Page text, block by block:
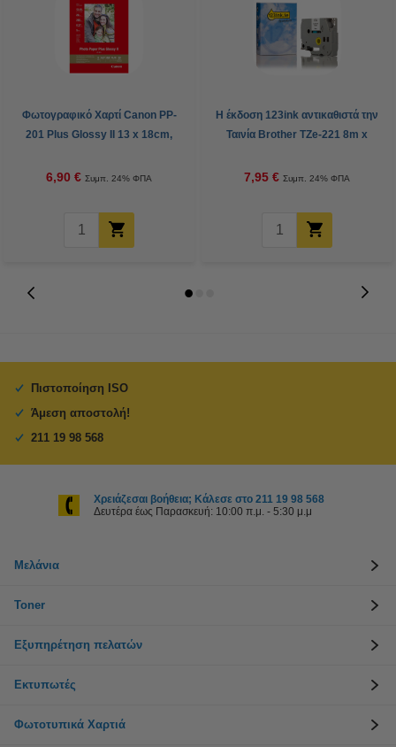
Φωτογραφικό Χαρτί Canon PP-
201 Plus Glossy II 13 x 18cm,
6,90 € Συμπ. 24% ΦΠΑ
Η έκδοση 123ink αντικαθιστά την
Ταινία Brother TZe-221 8m x
7,95 € Συμπ. 24% ΦΠΑ
Πιστοποίηση ISO
Άμεση αποστολή!
211 19 98 568
Χρειάζεσαι βοήθεια; Κάλεσε στο 211 19 98 568
Δευτέρα έως Παρασκευή: 10:00 π.μ. - 5:30 μ.μ
Μελάνια
Toner
Εξυπηρέτηση πελατών
Εκτυπωτές
Φωτοτυπικά Χαρτιά